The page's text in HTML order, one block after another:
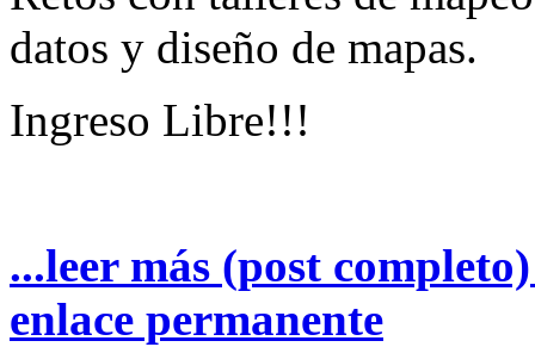
datos y diseño de mapas.
Ingreso Libre!!!
...leer más (post
enlace permanente